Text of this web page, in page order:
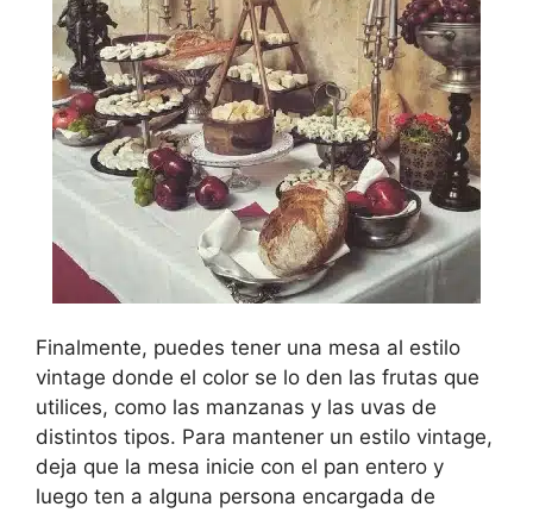
Finalmente, puedes tener una mesa al estilo
vintage donde el color se lo den las frutas que
utilices, como las manzanas y las uvas de
distintos tipos. Para mantener un estilo vintage,
deja que la mesa inicie con el pan entero y
luego ten a alguna persona encargada de